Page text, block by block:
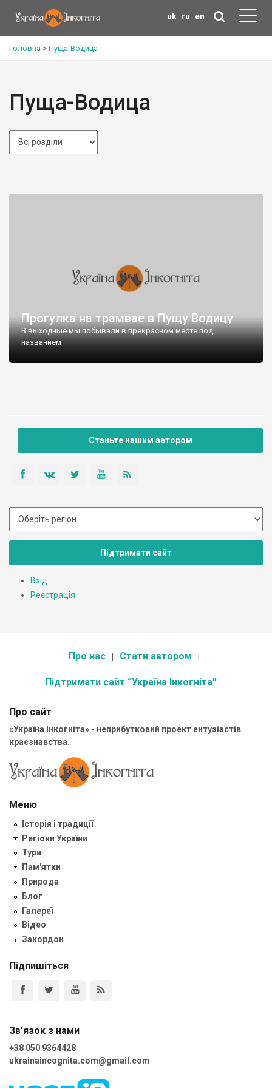
uk ru en
Головна > Пуща-Водица
Пуща-Водица
Прогулка на трамвае в Пущу Водицу
В выходные мы побывали в прекрасном месте под
названием
Станьте нашим автором
Підтримати сайт
Вхід
Реєстрація
Про нас Стати автором
Підтримати сайт “Україна Інкогніта”
Про сайт
«Україна Інкогніта» - неприбутковий проект ентузіастів
краєзнавства.
Меню
Історія і традиції
Регіони України
Тури
Пам'ятки
Природа
Блог
Галереї
Відео
Закордон
Підпишіться
Зв'язок з нами
+38 050 9364428
ukrainaincognita.com@gmail.com